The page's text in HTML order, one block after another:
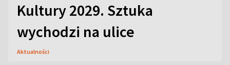
Kultury 2029. Sztuka
wychodzi na ulice
Aktualności